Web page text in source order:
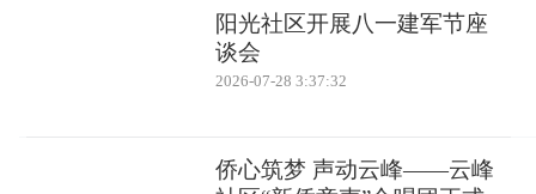
阳光社区开展八一建军节座
谈会
2026-07-28 3:37:32
侨心筑梦 声动云峰——云峰